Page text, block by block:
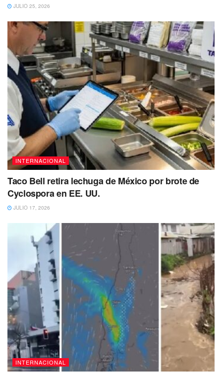
JULIO 25, 2026
INTERNACIONAL
Taco Bell retira lechuga de México por brote de
Cyclospora en EE. UU.
JULIO 17, 2026
INTERNACIONAL